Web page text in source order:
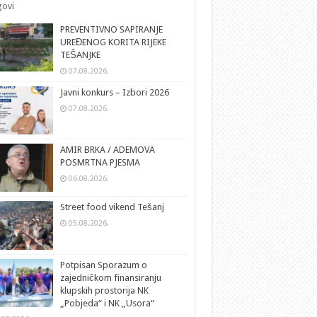
PREVENTIVNO SAPIRANJE
UREĐENOG KORITA RIJEKE
TEŠANJKE
07.08.2026.
Javni konkurs – Izbori 2026
07.08.2026.
AMIR BRKA / ADEMOVA
POSMRTNA PJESMA
06.08.2026.
Street food vikend Tešanj
05.08.2026.
Potpisan Sporazum o
zajedničkom finansiranju
klupskih prostorija NK
„Pobjeda“ i NK „Usora“